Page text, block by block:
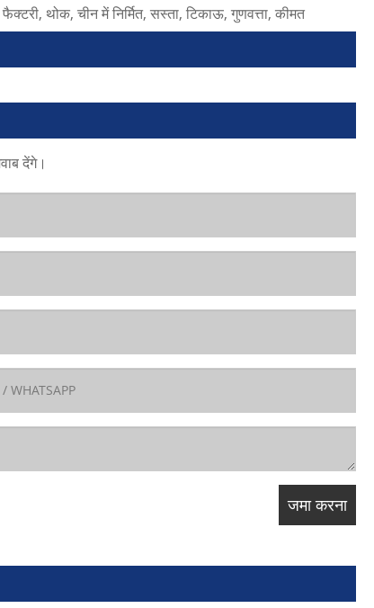
थोक, चीन में निर्मित, सस्ता, टिकाऊ, गुणवत्ता, कीमत
देंगे।